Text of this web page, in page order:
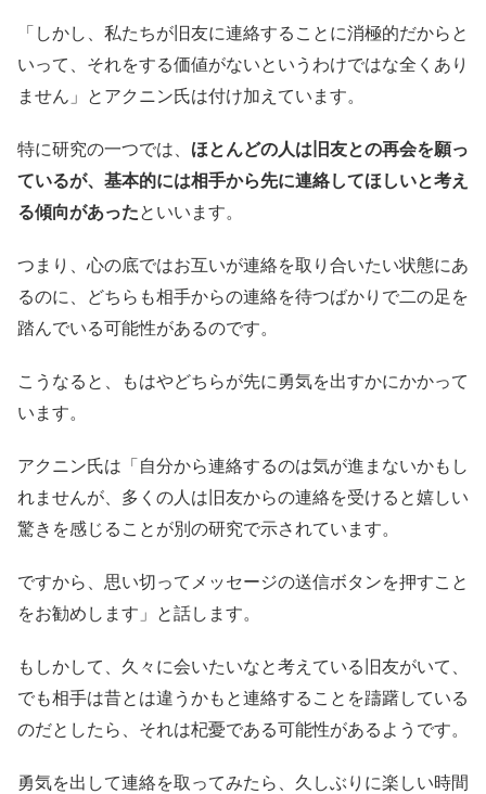
「しかし、私たちが旧友に連絡することに消極的だからと
いって、それをする価値がないというわけではな全くあり
ません」とアクニン氏は付け加えています。
特に研究の一つでは、 ほとんどの人は旧友との再会を願っ
ているが、基本的には相手から先に連絡してほしいと考え
る傾向があったといいます。
つまり、心の底ではお互いが連絡を取り合いたい状態にあ
るのに、どちらも相手からの連絡を待つばかりで二の足を
踏んでいる可能性があるのです。
こうなると、もはやどちらが先に勇気を出すかにかかって
います。
アクニン氏は「自分から連絡するのは気が進まないかもし
れませんが、多くの人は旧友からの連絡を受けると嬉しい
驚きを感じることが別の研究で示されています。
ですから、思い切ってメッセージの送信ボタンを押すこと
をお勧めします」と話します。
もしかして、久々に会いたいなと考えている旧友がいて、
でも相手は昔とは違うかもと連絡することを躊躇している
のだとしたら、それは杞憂である可能性があるようです。
勇気を出して連絡を取ってみたら、久しぶりに楽しい時間